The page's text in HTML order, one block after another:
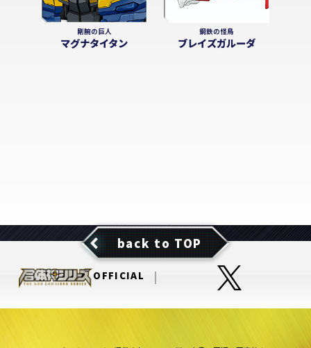
剛腕の巨人
マグナタイタン
鋼鉄の怪鳥
ブレイズガルーダ
back to TOP
OFFICIAL